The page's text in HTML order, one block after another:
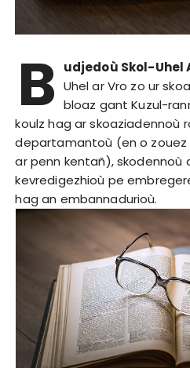
B udjedoù Skol-Uhel
Uhel ar Vro zo ur
bloaz gant Kuzul-
koulz hag ar skoaziadennoù
departamantoù (en o
ar penn kentañ), skodennoù
kevredigezhioù pe
hag an embannadurioù.